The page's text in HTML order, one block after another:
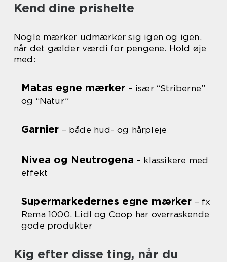
Kend dine prishelte
Nogle mærker udmærker sig igen og igen,
når det gælder værdi for pengene. Hold øje
med:
Matas egne mærker – især “Striberne”
og “Natur”
Garnier – både hud- og hårpleje
Nivea og Neutrogena – klassikere med
effekt
Supermarkedernes egne mærker – fx
Rema 1000, Lidl og Coop har overraskende
gode produkter
Kig efter disse ting, når du